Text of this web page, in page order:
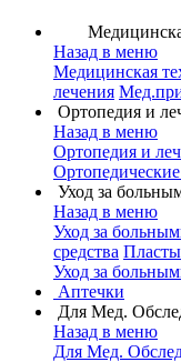
Назад в меню
Медицинская
лечения
Ортопедия и
Назад в меню
Ортопедия и
Уход за
Назад в меню
Уход за
средства
Уход за
Аптечки
Для Мед.
Назад в меню
Для Мед.